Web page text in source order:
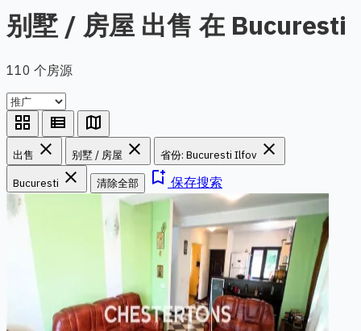
别墅 / 房屋 出售 在 Bucuresti
110 个房源
grid_view view_list map
出售 close 别墅 / 房屋 close 省份: Bucuresti Ilfov close
Bucuresti close 清除全部 bookmark_add 保存搜索